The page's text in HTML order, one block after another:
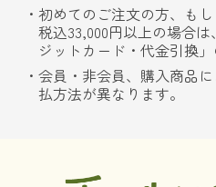
初めてのご注文の方、も
税込33,000円以上の場合
ジットカード・代金引換」
会員・非会員、購入商品
払方法が異なります。